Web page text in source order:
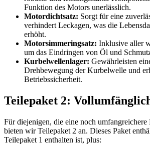
Funktion des Motors unerlässlich.
Motordichtsatz: Sorgt für eine
verhindert Leckagen, was die
erhöht.
Motorsimmeringsatz: Inklusive aller
um das Eindringen von Öl und
Kurbelwellenlager: Gewährleisten
Drehbewegung der Kurbelwelle und
Betriebssicherheit.
Teilepaket 2:
Für diejenigen, die eine noch umfangreichere
bieten wir Teilepaket 2 an. Dieses Paket
Teilepaket 1 enthalten ist, plus: